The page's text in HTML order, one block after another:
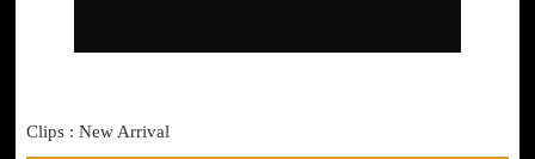
Clips : New Arrival